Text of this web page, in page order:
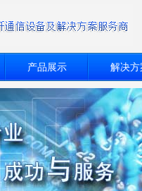
产品展示 解决方